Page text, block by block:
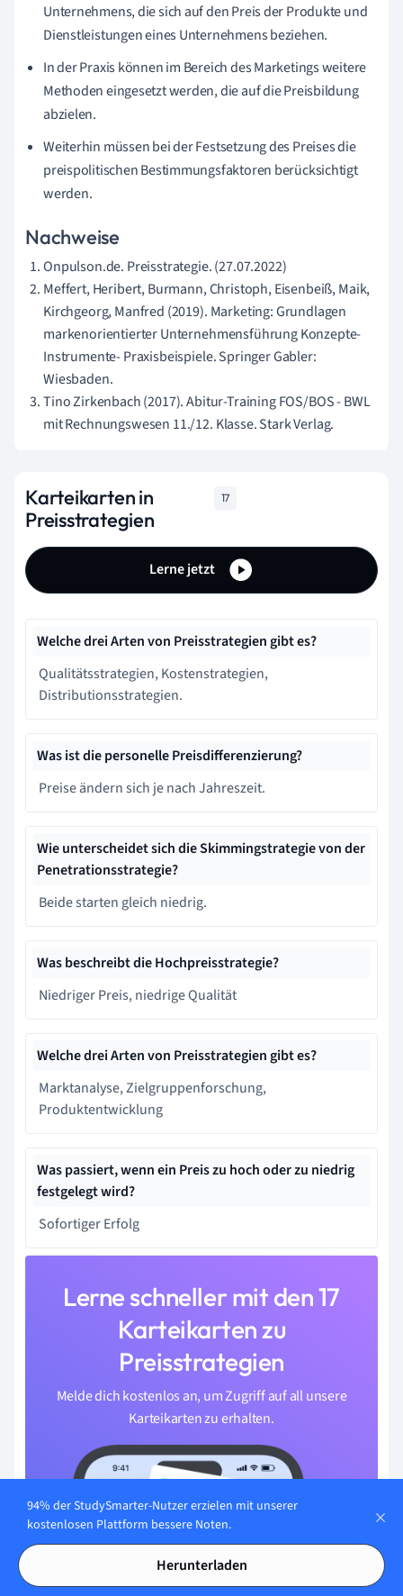
Unternehmens, die sich auf den Preis der Produkte und
Dienstleistungen eines Unternehmens beziehen.
In der Praxis können im Bereich des Marketings weitere
Methoden eingesetzt werden, die auf die Preisbildung
abzielen.
Weiterhin müssen bei der Festsetzung des Preises die
preispolitischen Bestimmungsfaktoren berücksichtigt
werden.
Nachweise
Onpulson.de. Preisstrategie. (27.07.2022)
Meffert, Heribert, Burmann, Christoph, Eisenbeiß, Maik,
Kirchgeorg, Manfred (2019). Marketing: Grundlagen
markenorientierter Unternehmensführung Konzepte-
Instrumente- Praxisbeispiele. Springer Gabler:
Wiesbaden.
Tino Zirkenbach (2017). Abitur-Training FOS/BOS - BWL
mit Rechnungswesen 11./12. Klasse. Stark Verlag.
Karteikarten in
Preisstrategien
17
Lerne jetzt
Welche drei Arten von Preisstrategien gibt es?
Qualitätsstrategien, Kostenstrategien,
Distributionsstrategien.
Was ist die personelle Preisdifferenzierung?
Preise ändern sich je nach Jahreszeit.
Wie unterscheidet sich die Skimmingstrategie von der
Penetrationsstrategie?
Beide starten gleich niedrig.
Was beschreibt die Hochpreisstrategie?
Niedriger Preis, niedrige Qualität
Welche drei Arten von Preisstrategien gibt es?
Marktanalyse, Zielgruppenforschung,
Produktentwicklung
Was passiert, wenn ein Preis zu hoch oder zu niedrig
festgelegt wird?
Sofortiger Erfolg
Lerne schneller mit den 17
Karteikarten zu
Preisstrategien
Melde dich kostenlos an, um Zugriff auf all unsere
Karteikarten zu erhalten.
94% der StudySmarter-Nutzer erzielen mit unserer
kostenlosen Plattform bessere Noten.
Herunterladen